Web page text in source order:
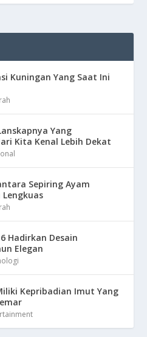
Kuningan Yang Saat Ini
Yang
Kita Kenal Lebih Dekat
Sepiring Ayam
Lengkuas
Hadirkan Desain
Elegan
Kepribadian Imut Yang